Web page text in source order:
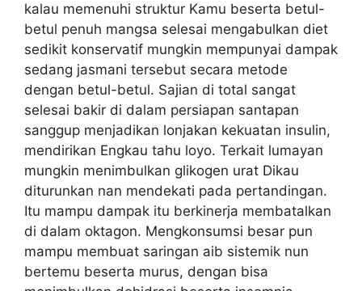
kalau memenuhi struktur Kamu beserta betul-
betul penuh mangsa selesai mengabulkan diet
sedikit konservatif mungkin mempunyai dampak
sedang jasmani tersebut secara metode
dengan betul-betul. Sajian di total sangat
selesai bakir di dalam persiapan santapan
sanggup menjadikan lonjakan kekuatan insulin,
mendirikan Engkau tahu loyo. Terkait lumayan
mungkin menimbulkan glikogen urat Dikau
diturunkan nan mendekati pada pertandingan.
Itu mampu dampak itu berkinerja membatalkan
di dalam oktagon. Mengkonsumsi besar pun
mampu membuat saringan aib sistemik nun
bertemu beserta murus, dengan bisa